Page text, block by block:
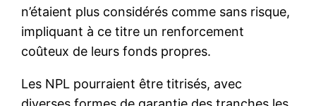
n’étaient plus considérés comme sans risque,
impliquant à ce titre un renforcement
coûteux de leurs fonds propres.
Les NPL pourraient être titrisés, avec